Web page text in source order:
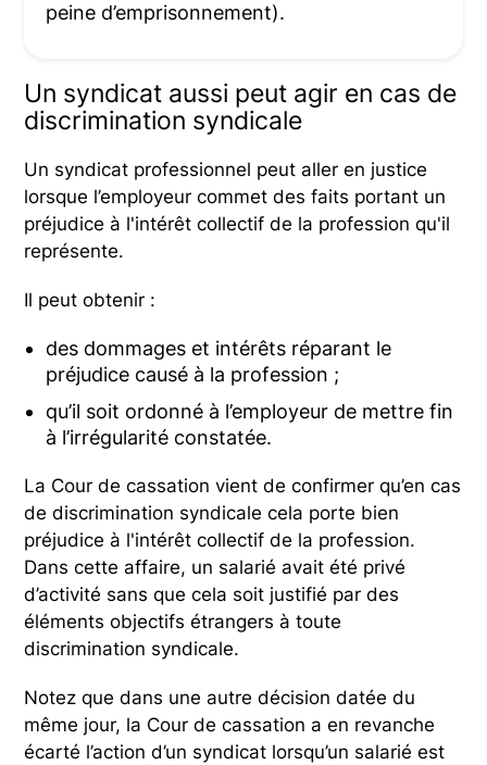
peine d’emprisonnement).
Un syndicat aussi peut agir en cas de
discrimination syndicale
Un syndicat professionnel peut aller en justice
lorsque l’employeur commet des faits portant un
préjudice à l'intérêt collectif de la profession qu'il
représente.
Il peut obtenir :
des dommages et intérêts réparant le
préjudice causé à la profession ;
qu’il soit ordonné à l’employeur de mettre fin
à l’irrégularité constatée.
La Cour de cassation vient de confirmer qu’en cas
de discrimination syndicale cela porte bien
préjudice à l'intérêt collectif de la profession.
Dans cette affaire, un salarié avait été privé
d’activité sans que cela soit justifié par des
éléments objectifs étrangers à toute
discrimination syndicale.
Notez que dans une autre décision datée du
même jour, la Cour de cassation a en revanche
écarté l’action d’un syndicat lorsqu’un salarié est